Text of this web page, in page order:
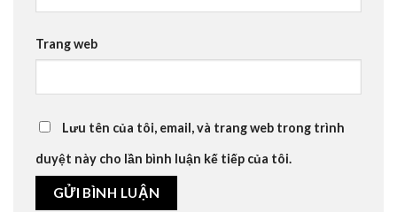
Trang web
Lưu tên của tôi, email, và trang web trong trình
duyệt này cho lần bình luận kế tiếp của tôi.